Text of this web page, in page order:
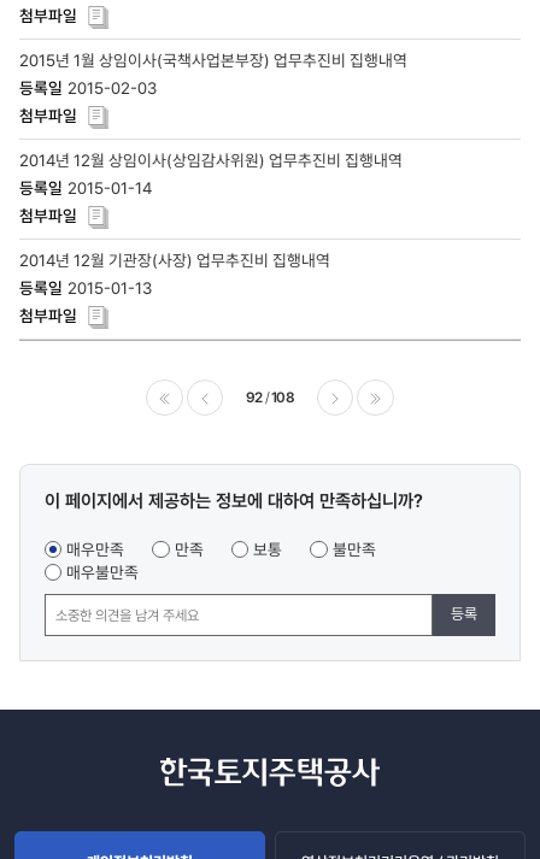
2015년 1월 상임이사(국책사업본부장) 업무추진비 집행내역
2015-02-03
2014년 12월 상임이사(상임감사위원) 업무추진비 집행내역
2015-01-14
2014년 12월 기관장(사장) 업무추진비 집행내역
2015-01-13
92 108
콘텐츠
조사
이 페이지에서 제공하는 정보에 대하여 만족하십니까?
매우만족 만족 보통
불만족
매우불만족
등록